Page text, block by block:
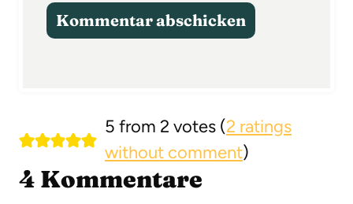
5 from 2 votes (2 ratings
without comment)
4 Kommentare